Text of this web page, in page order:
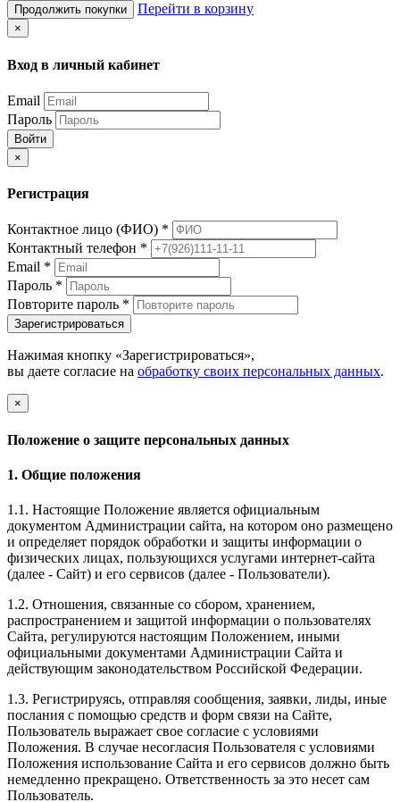
Продолжить покупки Перейти в корзину
×
Вход в личный кабинет
Email
Пароль
Войти
×
Регистрация
Контактное лицо (ФИО) *
Контактный телефон *
Email *
Пароль *
Повторите пароль *
Зарегистрироваться
Нажимая кнопку «Зарегистрироваться»,
вы даете согласие на обработку своих персональных данных.
×
Положение о защите персональных данных
1. Общие положения
1.1. Настоящие Положение является официальным
документом Администрации сайта, на котором оно размещено
и определяет порядок обработки и защиты информации о
физических лицах, пользующихся услугами интернет-сайта
(далее - Сайт) и его сервисов (далее - Пользователи).
1.2. Отношения, связанные со сбором, хранением,
распространением и защитой информации о пользователях
Сайта, регулируются настоящим Положением, иными
официальными документами Администрации Сайта и
действующим законодательством Российской Федерации.
1.3. Регистрируясь, отправляя сообщения, заявки, лиды, иные
послания с помощью средств и форм связи на Сайте,
Пользователь выражает свое согласие с условиями
Положения. В случае несогласия Пользователя с условиями
Положения использование Сайта и его сервисов должно быть
немедленно прекращено. Ответственность за это несет сам
Пользователь.